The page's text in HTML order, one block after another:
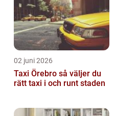
02 juni 2026
Taxi Örebro så väljer du
rätt taxi i och runt staden